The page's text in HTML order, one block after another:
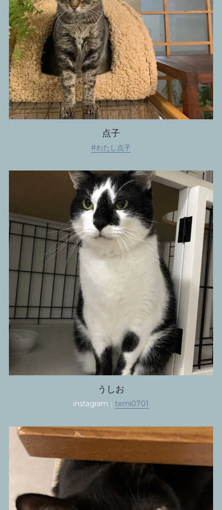
点子
#わたし点子
うしお
instagram： temi0701